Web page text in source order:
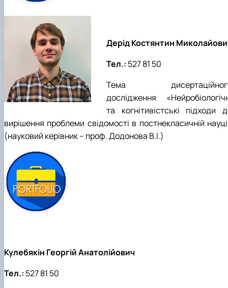
Дерід Костянтин
Тел.: 527 81 50
Тема
дослідження
та когнітивістські підходи
вирішення проблеми свідомості в постнекласичній
(науковий керівник – проф. Додонова В.І.)
Кулебякін Георгій Анатолійович
Тел.: 527 81 50